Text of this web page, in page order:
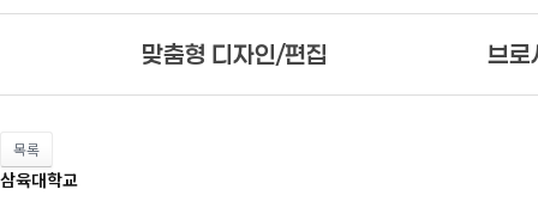
맞춤형 디자인/편집 브로
목록
삼육대학교